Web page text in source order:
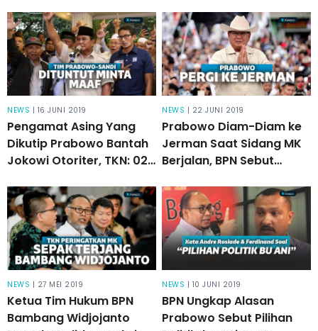
NEWS | 16 JUNI 2019
Pengamat Asing Yang
Dikutip Prabowo Bantah
Jokowi Otoriter, TKN: 02
NEWS | 22 JUNI 2019
Prabowo Diam-Diam ke
Jerman Saat Sidang MK
Berjalan, BPN Sebut
NEWS | 27 MEI 2019
Ketua Tim Hukum BPN
Bambang Widjojanto
NEWS | 10 JUNI 2019
BPN Ungkap Alasan
Prabowo Sebut Pilihan